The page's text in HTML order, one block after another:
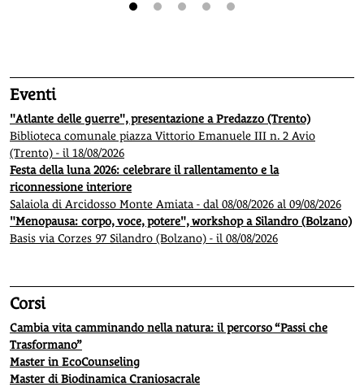
Eventi
"Atlante delle guerre", presentazione a Predazzo (Trento)
Biblioteca comunale piazza Vittorio Emanuele III n. 2 Avio
(Trento) - il 18/08/2026
Festa della luna 2026: celebrare il rallentamento e la
riconnessione interiore
Salaiola di Arcidosso Monte Amiata - dal 08/08/2026 al 09/08/2026
"Menopausa: corpo, voce, potere", workshop a Silandro (Bolzano)
Basis via Corzes 97 Silandro (Bolzano) - il 08/08/2026
Corsi
Cambia vita camminando nella natura: il percorso “Passi che
Trasformano”
Master in EcoCounseling
Master di Biodinamica Craniosacrale